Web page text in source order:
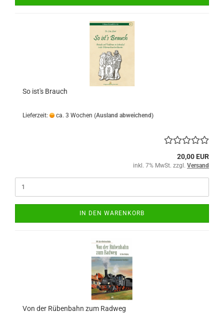
So ist's Brauch
Lieferzeit: ca. 3 Wochen (Ausland abweichend)
20,00 EUR
inkl. 7% MwSt. zzgl. Versand
IN DEN WARENKORB
Von der Rübenbahn zum Radweg